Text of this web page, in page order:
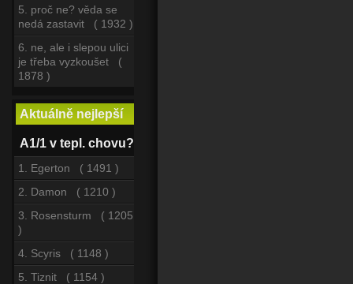
5. proč ne? věda se
nedá zastavit ( 1932 )
6. ne, ale i slepou ulici
je třeba vyzkoušet (
1878 )
Aktuálně nejlepší
A1/1 v tepl. chovu?
1. Egerton ( 1491 )
2. Damon ( 1210 )
3. Rosensturm ( 1205
)
4. Scyris ( 1148 )
5. Tiznit ( 1154 )